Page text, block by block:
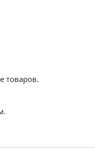
товаров.